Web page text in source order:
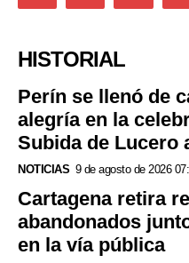
HISTORIAL
Perín se llenó de
alegría en la
Subida de Lucero
NOTICIAS 9 de agosto de 2026
Cartagena retira
abandonados
en la vía pública